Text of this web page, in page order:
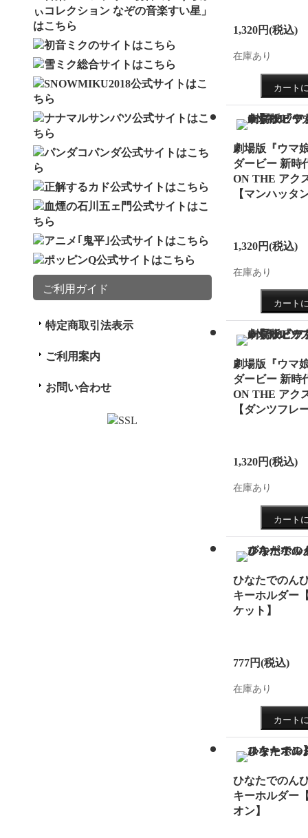
ご利用ガイド
特定商取引法表示
ご利用案内
お問い合わせ
販を
プ
す。
円以
ペー
特設
を公
テー
た！
立体
６種
クシ
モダ
にて！
ンプ
ース
グッ
ンコ
公開
1,320円(税込)
在庫あり
劇場版『ウマ
ダービー 新時
ON THE アク
【マンハッタ
1,320円(税込)
在庫あり
劇場版『ウマ
ダービー 新時
ON THE アク
【ダンツフレ
1,320円(税込)
在庫あり
ひなたでのん
キーホルダー
ケット】
777円(税込)
在庫あり
ひなたでのん
キーホルダー
オン】